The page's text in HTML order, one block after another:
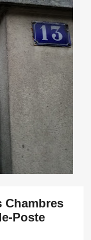
Chambres
Poste